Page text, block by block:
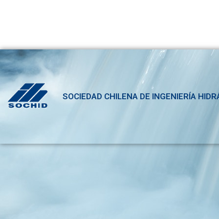
SOCIEDAD CHILENA DE INGENIERÍA